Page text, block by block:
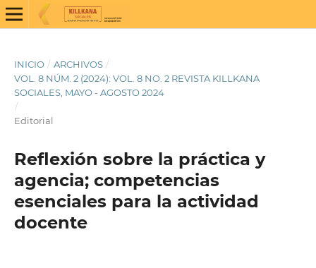
INICIO / ARCHIVOS /
VOL. 8 NÚM. 2 (2024): VOL. 8 NO. 2 REVISTA KILLKANA
SOCIALES, MAYO - AGOSTO 2024
/
Editorial
Reflexión sobre la práctica y
agencia; competencias
esenciales para la actividad
docente